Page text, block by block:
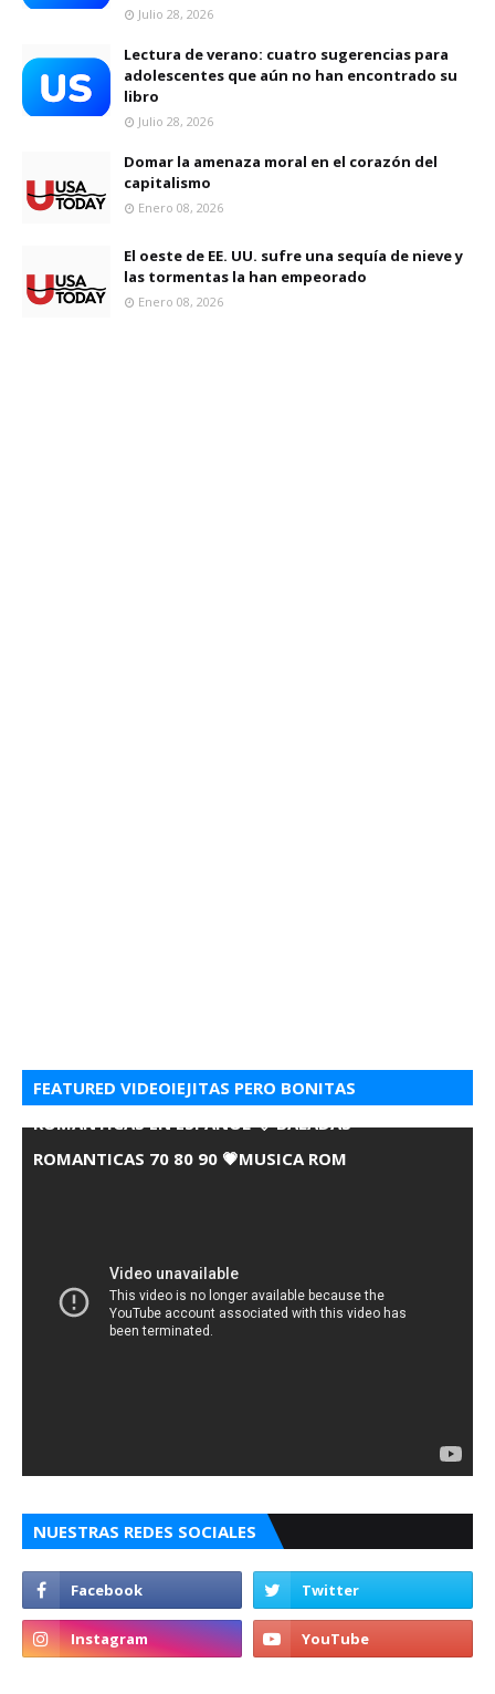
Julio 28, 2026
Lectura de verano: cuatro sugerencias para
adolescentes que aún no han encontrado su
libro
Julio 28, 2026
Domar la amenaza moral en el corazón del
capitalismo
Enero 08, 2026
El oeste de EE. UU. sufre una sequía de nieve y
las tormentas la han empeorado
Enero 08, 2026
FEATURED VIDEOIEJITAS PERO BONITAS
ROMANTICAS EN ESPANOL 💘 BALADAS
ROMANTICAS 70 80 90 💗MUSICA ROM
NUESTRAS REDES SOCIALES